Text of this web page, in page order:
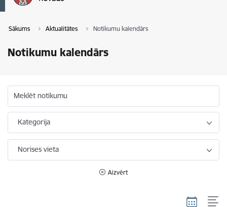
Sākums Aktualitātes Notikumu kalendārs
Notikumu kalendārs
Meklēt notikumu
Kategorija
Norises vieta
Aizvērt